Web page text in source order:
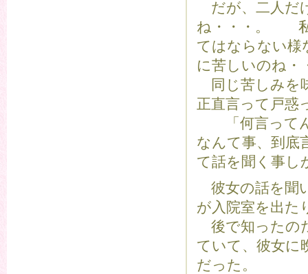
だが、二人だ
ね・・・。 私
てはならない様
に苦しいのね・
同じ苦しみを
正直言って戸惑
「何言ってん
なんて事、到底
て話を聞く事し
彼女の話を聞
が入院室を出た
後で知ったの
ていて、彼女に
だった。